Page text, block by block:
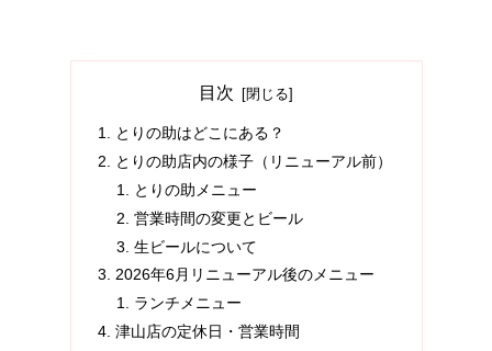
目次
とりの助はどこにある？
とりの助店内の様子（リニューアル前）
とりの助メニュー
営業時間の変更とビール
生ビールについて
2026年6月リニューアル後のメニュー
ランチメニュー
津山店の定休日・営業時間